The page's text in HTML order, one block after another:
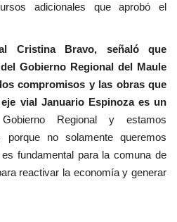
adicionales que aprobó el
Cristina Bravo, señaló que
Gobierno Regional del Maule
compromisos y las obras que
vial Januario Espinoza es un
Regional y estamos
porque no solamente queremos
fundamental para la comuna de
reactivar la economía y generar